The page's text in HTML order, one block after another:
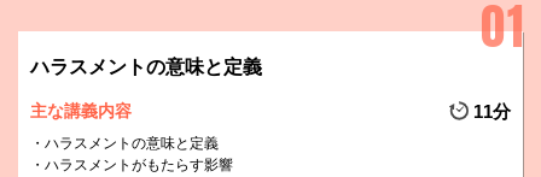
ハラスメントの意味と定義
主な講義内容 11分
ハラスメントの意味と定義
ハラスメントがもたらす影響